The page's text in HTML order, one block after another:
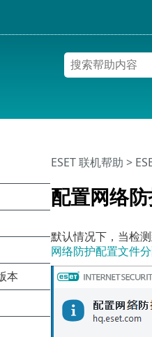
配置网络
ESET 联机帮助 >
默认情况下，当检
网络防护配置文件